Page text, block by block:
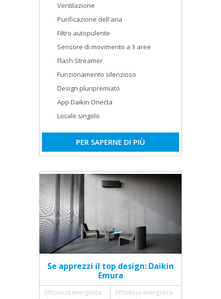
Ventilazione
Purificazione dell'aria
Filtro autopulente
Sensore di movimento a 3 aree
Flash Streamer
Funzionamento silenzioso
Design pluripremiato
App Daikin Onecta
Locale singolo
PER SAPERNE DI PIÙ
Se apprezzi il top design: Daikin
Emura
Efficienza energetica
Efficienza energetica